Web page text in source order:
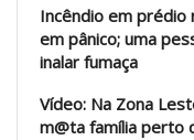
Incêndio em prédio
em pânico; uma
inalar fumaça
Vídeo: Na Zona
m@ta família perto